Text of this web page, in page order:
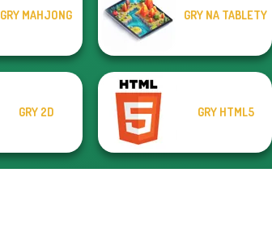
Murder
GRY MAHJONG GRY NA TABLETY
GRY 2D GRY HTML5